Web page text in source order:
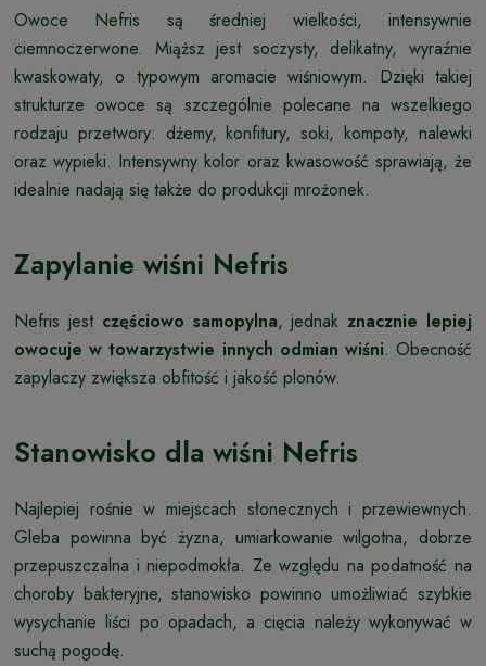
Owoce Nefris są średniej wielkości, intensywnie
ciemnoczerwone. Miąższ jest soczysty, delikatny, wyraźnie
kwaskowaty, o typowym aromacie wiśniowym. Dzięki takiej
strukturze owoce są szczególnie polecane na wszelkiego
rodzaju przetwory: dżemy, konfitury, soki, kompoty, nalewki
oraz wypieki. Intensywny kolor oraz kwasowość sprawiają, że
idealnie nadają się także do produkcji mrożonek.
Zapylanie wiśni Nefris
Nefris jest częściowo samopylna, jednakznacznie lepiej
owocuje w towarzystwie innych odmian wiśni. Obecność
zapylaczy zwiększa obfitość i jakość plonów.
Stanowisko dla wiśni Nefris
Najlepiej rośnie w miejscach słonecznych i przewiewnych.
Gleba powinna być żyzna, umiarkowanie wilgotna, dobrze
przepuszczalna i niepodmokła. Ze względu na podatność na
choroby bakteryjne, stanowisko powinno umożliwiać szybkie
wysychanie liści po opadach, a cięcia należy wykonywać w
suchą pogodę.